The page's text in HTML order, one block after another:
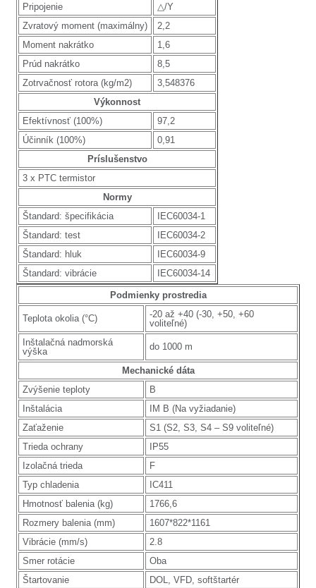
Pripojenie
△/Y
Zvratový moment (maximálny)
2,2
Moment nakrátko
1,6
Prúd nakrátko
8,5
Zotrvačnosť rotora (kg/m2)
3,548376
Výkonnost
Efektívnosť (100%)
97,2
Účinník (100%)
0,91
Príslušenstvo
3 x PTC termistor
Normy
Štandard: špecifikácia
IEC60034-1
Štandard: test
IEC60034-2
Štandard: hluk
IEC60034-9
Štandard: vibrácie
IEC60034-14
Podmienky prostredia
Teplota okolia (°C)
-20 až +40 (-30, +50, +60
voliteľné)
Inštalačná nadmorská
výška
do 1000 m
Mechanické dáta
Zvýšenie teploty
B
Inštalácia
IM B (Na vyžiadanie)
Zaťaženie
S1 (S2, S3, S4 – S9 voliteľné)
Trieda ochrany
IP55
Izolačná trieda
F
Typ chladenia
IC411
Hmotnosť balenia (kg)
1766,6
Rozmery balenia (mm)
1607*822*1161
Vibrácie (mm/s)
2.8
Smer rotácie
Oba
Štartovanie
DOL, VFD, softštartér